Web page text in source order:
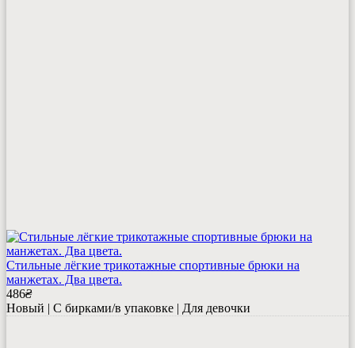
Стильные лёгкие трикотажные спортивные брюки на
манжетах. Два цвета.
486₴
Новый | С бирками/в упаковке | Для девочки